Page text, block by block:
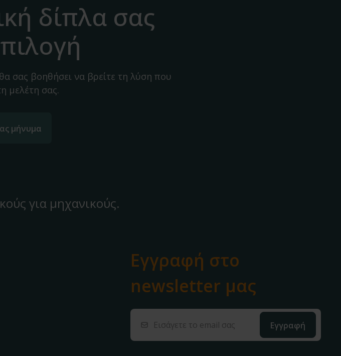
δίπλα σας
σας βοηθήσει να βρείτε τη λύση που
μελέτη σας.
μήνυμα
για μηχανικούς.
Εγγραφή στο
newsletter μας